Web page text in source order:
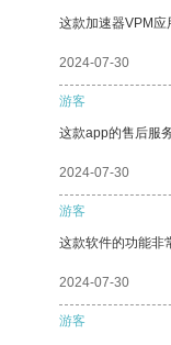
这款加速器VPM应
2024-07-30
游客
这款app的售后服
2024-07-30
游客
这款软件的功能非
2024-07-30
游客